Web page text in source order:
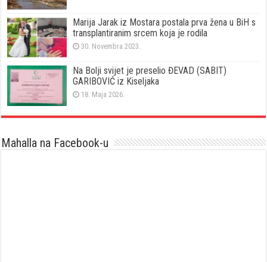
Marija Jarak iz Mostara postala prva žena u BiH s
transplantiranim srcem koja je rodila
30. Novembra 2023.
Na Bolji svijet je preselio ĐEVAD (SABIT)
GARIBOVIĆ iz Kiseljaka
18. Maja 2026.
Mahalla na Facebook-u